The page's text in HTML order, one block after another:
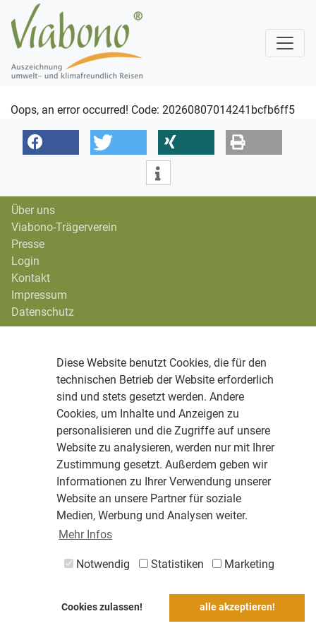
Diese Website benutzt Cookies, die für den
technischen Betrieb der Website erforderlich
sind und stets gesetzt werden. Andere
Cookies, um Inhalte und Anzeigen zu
personalisieren und die Zugriffe auf unsere
Website zu analysieren, werden nur mit Ihrer
Zustimmung gesetzt. Außerdem geben wir
Informationen zu Ihrer Verwendung unserer
Website an unsere Partner für soziale
Medien, Werbung und Analysen weiter.
Mehr Infos
Notwendig Statistiken Marketing
Cookies zulassen! alle akzeptieren!
Oops, an error occurred! Code: 20260807014241bcfb6ff5
Über uns
Viabono-Trägerverein
Presse
Login
Kontakt
Impressum
Datenschutz